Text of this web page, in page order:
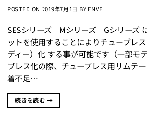
POSTED ON 2019年7月1日 BY ENVE
SESシリーズ Mシリーズ Gシリーズ
ットを使用することによりチューブレ
ディー）化 する事が可能です（一部モ
ブレス化の際、チューブレス用リムテ
着不足…
続きを読む →